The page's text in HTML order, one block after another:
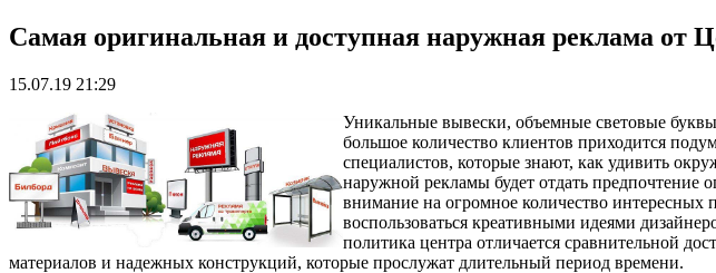
Самая оригинальная и доступная наружная реклама
15.07.19 21:29
Уникальные вывески, объемные световые
большое количество клиентов приходится
специалистов, которые знают, как удивить
наружной рекламы будет отдать
внимание на огромное количество
воспользоваться креативными идеями
политика центра отличается сравнительной
материалов и надежных конструкций, которые прослужат длительный период времени.